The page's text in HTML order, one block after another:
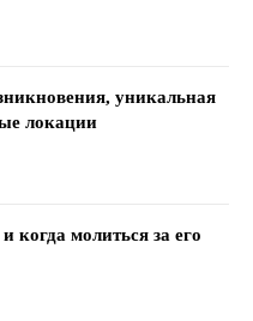
уникальная
локации
когда молиться за его